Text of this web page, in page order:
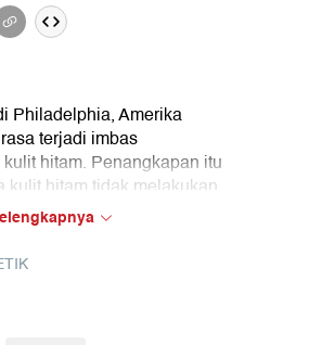
Philadelphia, Amerika
terjadi imbas
hitam. Penangkapan itu
kulit hitam tidak melakukan